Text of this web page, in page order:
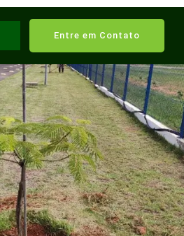
Entre em Contato